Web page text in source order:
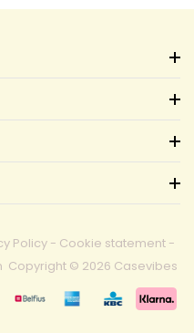
Policy - Cookie statement -
Copyright © 2026 Casevibes